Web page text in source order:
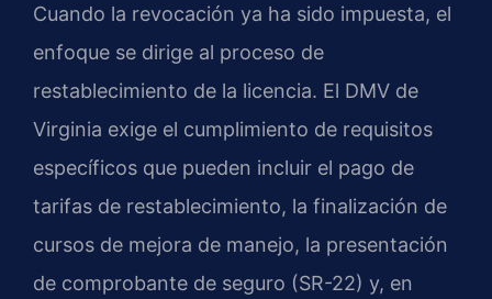
Cuando la revocación ya ha sido impuesta, el
enfoque se dirige al proceso de
restablecimiento de la licencia. El DMV de
Virginia exige el cumplimiento de requisitos
específicos que pueden incluir el pago de
tarifas de restablecimiento, la finalización de
cursos de mejora de manejo, la presentación
de comprobante de seguro (SR-22) y, en